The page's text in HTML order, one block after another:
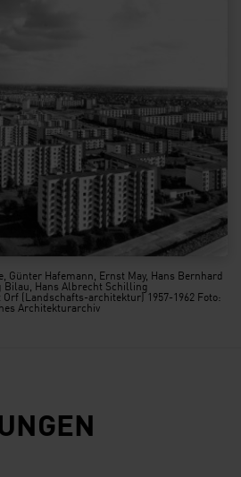
Günter Hafemann, Ernst May, Hans Bernhard
Bilau, Hans Albrecht Schilling
(Landschafts-architektur) 1957-1962 Foto:
Architekturarchiv